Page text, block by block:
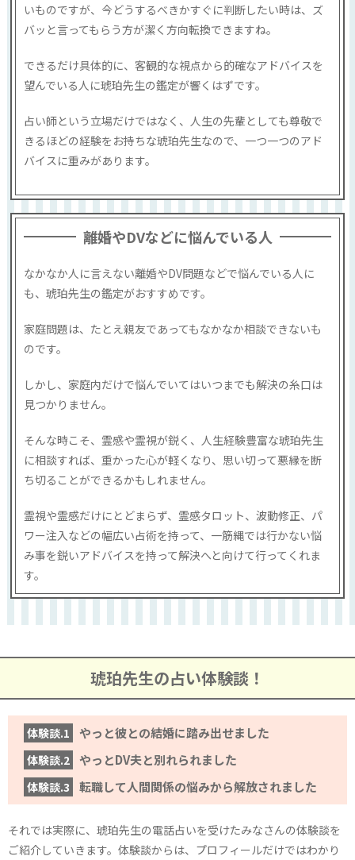
いものですが、今どうするべきかすぐに判断したい時は、ズ
バッと言ってもらう方が潔く方向転換できますね。
できるだけ具体的に、客観的な視点から的確なアドバイスを
望んでいる人に琥珀先生の鑑定が響くはずです。
占い師という立場だけではなく、人生の先輩としても尊敬で
きるほどの経験をお持ちな琥珀先生なので、一つ一つのアド
バイスに重みがあります。
離婚やDVなどに悩んでいる人
なかなか人に言えない離婚やDV問題などで悩んでいる人に
も、琥珀先生の鑑定がおすすめです。
家庭問題は、たとえ親友であってもなかなか相談できないも
のです。
しかし、家庭内だけで悩んでいてはいつまでも解決の糸口は
見つかりません。
そんな時こそ、霊感や霊視が鋭く、人生経験豊富な琥珀先生
に相談すれば、重かった心が軽くなり、思い切って悪縁を断
ち切ることができるかもしれません。
霊視や霊感だけにとどまらず、霊感タロット、波動修正、パ
ワー注入などの幅広い占術を持って、一筋縄では行かない悩
み事を鋭いアドバイスを持って解決へと向けて行ってくれま
す。
琥珀先生の占い体験談！
体験談.1 やっと彼との結婚に踏み出せました
体験談.2 やっとDV夫と別れられました
体験談.3 転職して人間関係の悩みから解放されました
それでは実際に、琥珀先生の電話占いを受けたみなさんの体験談を
ご紹介していきます。体験談からは、プロフィールだけではわかり